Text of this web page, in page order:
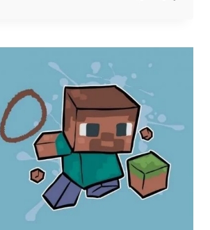
القرويين
#41
|
41#
MINECRAFT
:
D7OOMY999